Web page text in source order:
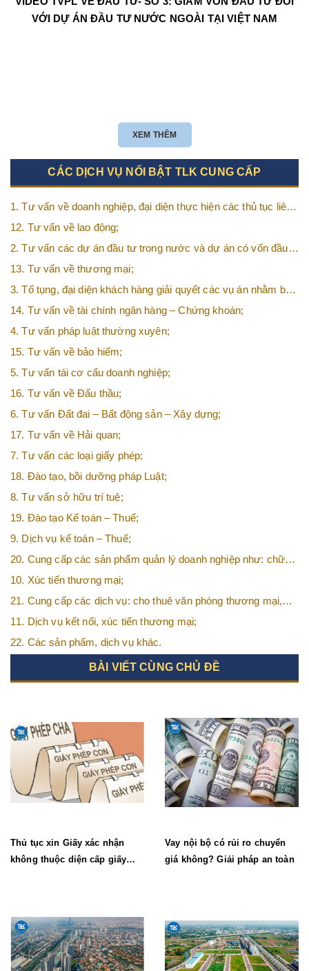
VỚI DỰ ÁN ĐẦU TƯ NƯỚC NGOÀI TẠI VIỆT NAM
XEM THÊM
CÁC DỊCH VỤ NỔI BẬT TLK CUNG CẤP
1. Tư vấn về doanh nghiệp, đại diện thực hiện các thủ tục liên
quan tới doanh nghiệp;
12. Tư vấn về lao động;
2. Tư vấn các dự án đầu tư trong nước và dự án có vốn đầu
tư nước ngoài (FDI);
13. Tư vấn về thương mại;
3. Tố tụng, đại diện khách hàng giải quyết các vụ án nhằm bảo
vệ tối đa các quyền và lợi ích của khách hàng;
14. Tư vấn về tài chính ngân hàng – Chứng khoán;
4. Tư vấn pháp luật thường xuyên;
15. Tư vấn về bảo hiểm;
5. Tư vấn tái cơ cấu doanh nghiệp;
16. Tư vấn về Đấu thầu;
6. Tư vấn Đất đai – Bất động sản – Xây dựng;
17. Tư vấn về Hải quan;
7. Tư vấn các loại giấy phép;
18. Đào tạo, bồi dưỡng pháp Luật;
8. Tư vấn sở hữu trí tuệ;
19. Đào tạo Kế toán – Thuế;
9. Dịch vụ kế toán – Thuế;
20. Cung cấp các sản phẩm quản lý doanh nghiệp như: chữ
ký số, hóa đơn điện tử, BHXH,…vv
10. Xúc tiến thương mại;
21. Cung cấp các dịch vụ: cho thuê văn phòng thương mại,
văn phòng ảo, văn phòng chia sẻ…vv
11. Dịch vụ kết nối, xúc tiến thương mại;
22. Các sản phẩm, dịch vụ khác.
BÀI VIẾT CÙNG CHỦ ĐỀ
Thủ tục xin Giấy xác nhận
không thuộc diện cấp giấy
Vay nội bộ có rủi ro chuyển
giá không? Giải pháp an toàn